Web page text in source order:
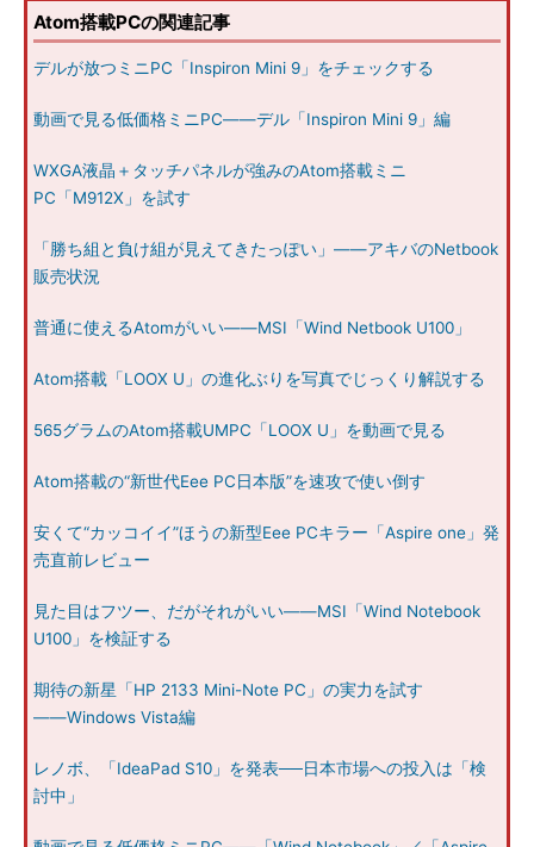
Atom搭載PCの関連記事
デルが放つミニPC「Inspiron Mini 9」をチェックする
動画で見る低価格ミニPC――デル「Inspiron Mini 9」編
WXGA液晶＋タッチパネルが強みのAtom搭載ミニ
PC「M912X」を試す
「勝ち組と負け組が見えてきたっぽい」――アキバのNetbook
販売状況
普通に使えるAtomがいい――MSI「Wind Netbook U100」
Atom搭載「LOOX U」の進化ぶりを写真でじっくり解説する
565グラムのAtom搭載UMPC「LOOX U」を動画で見る
Atom搭載の“新世代Eee PC日本版”を速攻で使い倒す
安くて“カッコイイ”ほうの新型Eee PCキラー「Aspire one」発
売直前レビュー
見た目はフツー、だがそれがいい――MSI「Wind Notebook
U100」を検証する
期待の新星「HP 2133 Mini-Note PC」の実力を試す
――Windows Vista編
レノボ、「IdeaPad S10」を発表──日本市場への投入は「検
討中」